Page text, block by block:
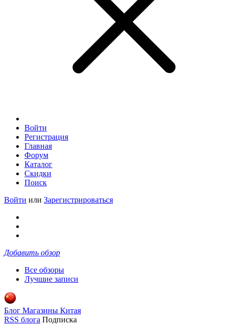
Войти
Регистрация
Главная
Форум
Каталог
Скидки
Поиск
Войти или Зарегистрироваться
Добавить обзор
Все обзоры
Лучшие записи
Блог Магазины Китая
RSS блога Подписка